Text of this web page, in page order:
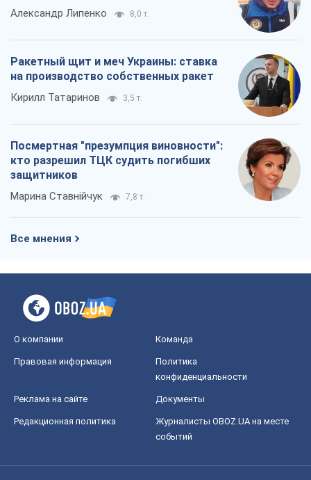
Александр Липенко 8,0 т.
Ракетный щит и меч Украины: ставка
на производство собственных ракет
Кирилл Татаринов 3,5 т.
Посмертная "презумпция виновности":
кто разрешил ТЦК судить погибших
защитников
Марина Ставнійчук 7,8 т.
Все мнения
О компании Команда
Правовая информация
Политика
конфиденциальности
Реклама на сайте Документы
Редакционная политика
Журналисты OBOZ.UA на месте
событий